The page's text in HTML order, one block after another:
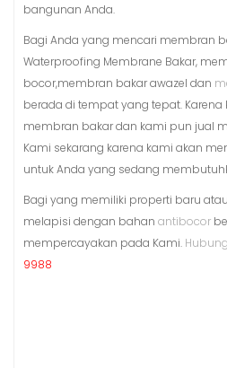
bangunan Anda.
Bagi Anda yang mencari membran
Waterproofing Membrane Bakar,
bocor,membran bakar awazel dan
berada di tempat yang tepat.
membran bakar dan kami pun jual
Kami sekarang karena kami akan
untuk Anda yang sedang
Bagi yang memiliki properti baru
melapisi dengan bahan antibocor
mempercayakan pada Kami.
9988